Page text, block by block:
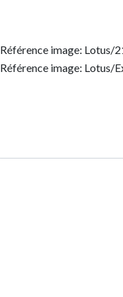
Référence image: Lotus/
Référence image: Lotus/